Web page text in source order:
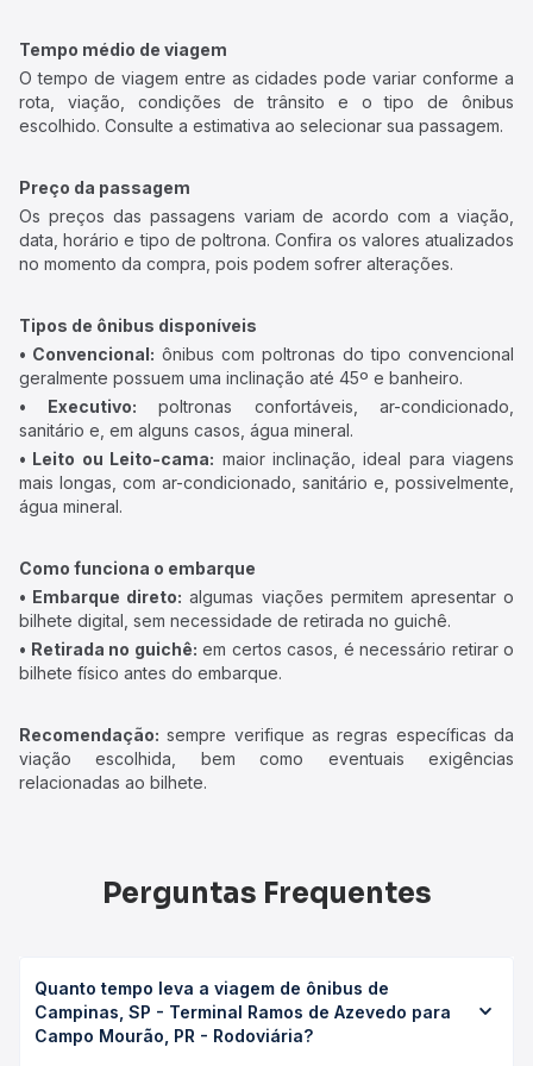
Tempo médio de viagem
O tempo de viagem entre as cidades pode variar conforme a
rota, viação, condições de trânsito e o tipo de ônibus
escolhido. Consulte a estimativa ao selecionar sua passagem.
Preço da passagem
Os preços das passagens variam de acordo com a viação,
data, horário e tipo de poltrona. Confira os valores atualizados
no momento da compra, pois podem sofrer alterações.
Tipos de ônibus disponíveis
• Convencional: ônibus com poltronas do tipo convencional
geralmente possuem uma inclinação até 45º e banheiro.
• Executivo: poltronas confortáveis, ar-condicionado,
sanitário e, em alguns casos, água mineral.
• Leito ou Leito-cama: maior inclinação, ideal para viagens
mais longas, com ar-condicionado, sanitário e, possivelmente,
água mineral.
Como funciona o embarque
• Embarque direto: algumas viações permitem apresentar o
bilhete digital, sem necessidade de retirada no guichê.
• Retirada no guichê: em certos casos, é necessário retirar o
bilhete físico antes do embarque.
Recomendação: sempre verifique as regras específicas da
viação escolhida, bem como eventuais exigências
relacionadas ao bilhete.
Perguntas Frequentes
Quanto tempo leva a viagem de ônibus de
Campinas, SP - Terminal Ramos de Azevedo para
Campo Mourão, PR - Rodoviária?